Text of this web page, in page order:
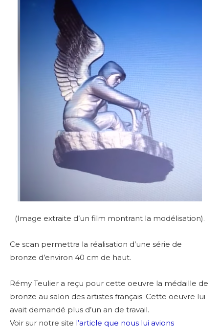
(Image extraite d’un film montrant la modélisation).
Ce scan permettra la réalisation d’une série de
bronze d’environ 40 cm de haut.
Rémy Teulier a reçu pour cette oeuvre la médaille de
bronze au salon des artistes français. Cette oeuvre lui
avait demandé plus d’un an de travail.
Voir sur notre site l’article que nous lui avions